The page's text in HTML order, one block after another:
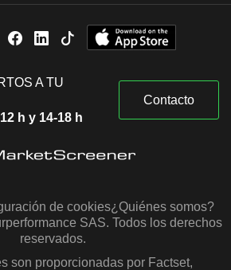
A TU
h y 14-18 h
Contacto
de cookies¿Quiénes somos?
SAS. Todos los derechos
reservados.
son proporcionadas por Factset,